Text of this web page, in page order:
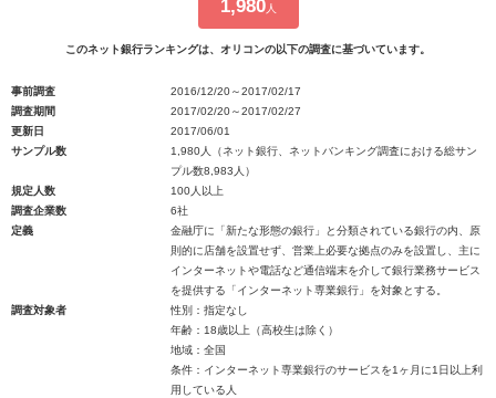
1,980人
このネット銀行ランキングは、オリコンの以下の調査に基づいています。
事前調査
2016/12/20～2017/02/17
調査期間
2017/02/20～2017/02/27
更新日
2017/06/01
サンプル数
1,980人（ネット銀行、ネットバンキング調査における総サン
プル数8,983人）
規定人数
100人以上
調査企業数
6社
定義
金融庁に「新たな形態の銀行」と分類されている銀行の内、原
則的に店舗を設置せず、営業上必要な拠点のみを設置し、主に
インターネットや電話など通信端末を介して銀行業務サービス
を提供する「インターネット専業銀行」を対象とする。
調査対象者
性別：指定なし
年齢：18歳以上（高校生は除く）
地域：全国
条件：インターネット専業銀行のサービスを1ヶ月に1日以上利
用している人